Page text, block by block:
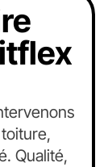
Qualité,